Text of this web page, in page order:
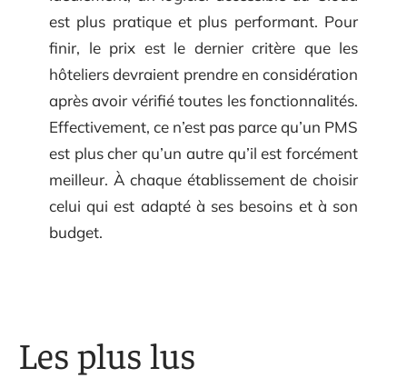
est plus pratique et plus performant. Pour
finir, le prix est le dernier critère que les
hôteliers devraient prendre en considération
après avoir vérifié toutes les fonctionnalités.
Effectivement, ce n’est pas parce qu’un PMS
est plus cher qu’un autre qu’il est forcément
meilleur. À chaque établissement de choisir
celui qui est adapté à ses besoins et à son
budget.
Les plus lus